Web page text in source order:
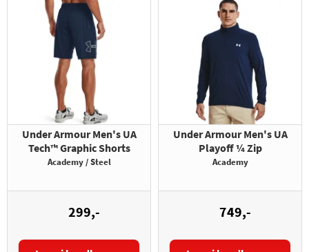
Under Armour Men's UA
Tech™ Graphic Shorts
Academy / Steel
299,-
Under Armour Men's UA
Playoff ¼ Zip
Academy
749,-